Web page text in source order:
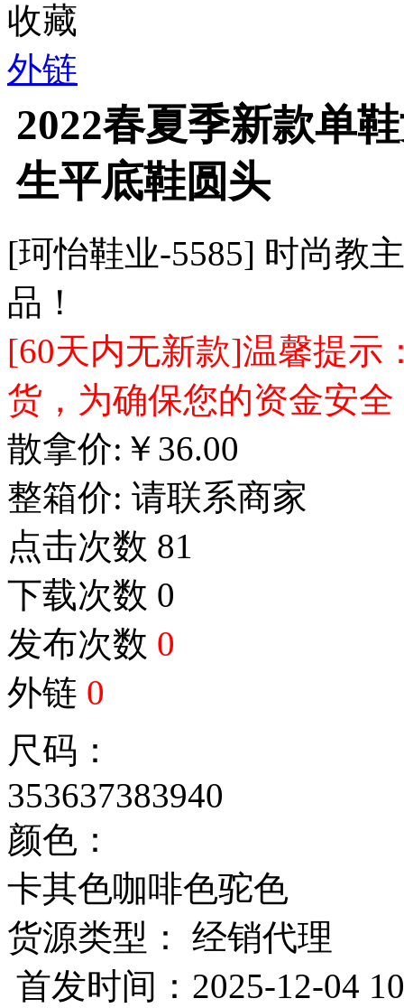
收藏
外链
2022春夏季新款单
生平底鞋圆头
[珂怡鞋业-5585] 时尚教
品！
[60天内无新款]温馨提示
货，为确保您的资金安
散拿价: ￥ 36.00
整箱价: 请联系商家
点击次数 81
下载次数 0
发布次数 0
外链 0
尺码：
353637383940
颜色：
卡其色咖啡色驼色
货源类型： 经销代理
首发时间：2025-12-04